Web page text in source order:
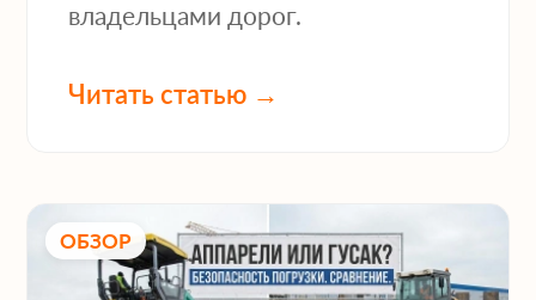
владельцами дорог.
Читать статью →
ОБЗОР